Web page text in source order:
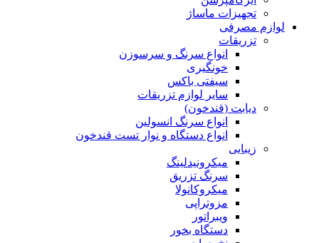
تجهیزات ماساژ
لوازم مصرفی
تزریقات
انواع سرنگ و سرسوزن
خونگیری
سیفتی باکس
سایر لوازم تزریقات
دیابت (قندخون)
انواع سرنگ انسولین
انواع دستگاه و نوار تست قندخون
زیبایی
میکرونیدلینگ
سرنگ تزریق
میکروکانولا
مزوتراپی
ویبراتور
دستگاه بخور